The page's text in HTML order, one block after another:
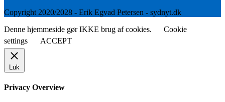
Copyright 2020/2028 - Erik Egvad Petersen - sydnyt.dk
Denne hjemmeside gør IKKE brug af cookies.
Cookie
settings
ACCEPT
Luk
Privacy Overview